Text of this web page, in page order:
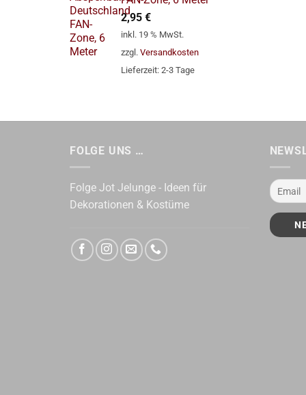
2,95 €
inkl. 19 % MwSt.
zzgl. Versandkosten
Lieferzeit: 2-3 Tage
FOLGE UNS …
Folge Jot Jelunge - Ideen für
Dekorationen & Kostüme